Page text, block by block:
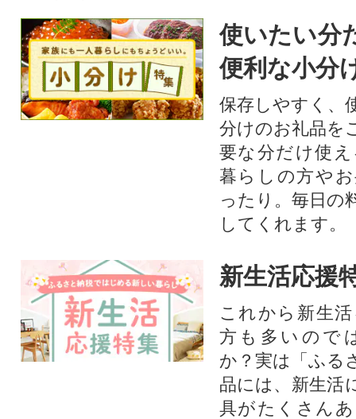
使いたい分
便利な小分
保存しやすく、
分けのお礼品を
要な分だけ使
暮らしの方や
ったり。毎日の
してくれます。
新生活応援
これから新生
方も多いので
か？実は「ふる
品には、新生活
具がたくさん